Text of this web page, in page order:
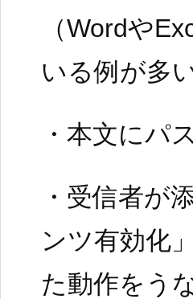
（Wordや
いる例が多い
・本文にパ
・受信者が
ンツ有効化
た動作をう